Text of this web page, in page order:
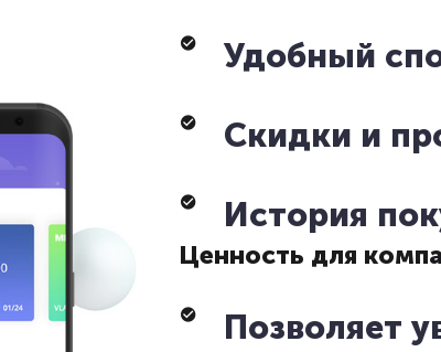
Удобный
Скидки и
История
Ценность для
Позволяет